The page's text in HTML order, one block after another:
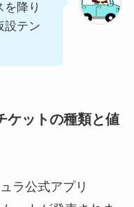
降り
設テン
ケットの種類と値
ラ公式アプリ